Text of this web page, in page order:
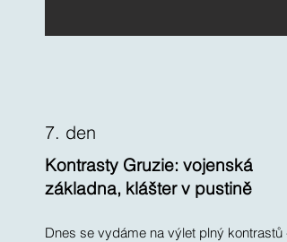
7. den
Kontrasty Gruzie: vojenská
základna, klášter v pustině
Dnes se vydáme na výlet plný kontrastů -